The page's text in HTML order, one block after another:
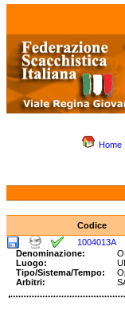
Home
Codice
1004013A
Denominazione:
Luogo:
Tipo/Sistema/Tempo:
Arbitri: